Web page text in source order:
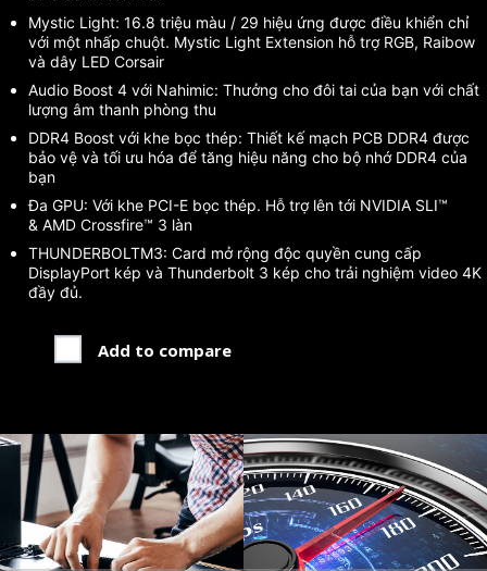
Mystic Light: 16.8 triệu màu / 29 hiệu ứng được điều khiển chỉ
với một nhấp chuột. Mystic Light Extension hỗ trợ RGB, Raibow
và dây LED Corsair
Audio Boost 4 với Nahimic: Thưởng cho đôi tai của bạn với chất
lượng âm thanh phòng thu
DDR4 Boost với khe bọc thép: Thiết kế mạch PCB DDR4 được
bảo vệ và tối ưu hóa để tăng hiệu năng cho bộ nhớ DDR4 của
bạn
Đa GPU: Với khe PCI-E bọc thép. Hỗ trợ lên tới NVIDIA SLI™
& AMD Crossfire™ 3 làn
THUNDERBOLTM3: Card mở rộng độc quyền cung cấp
DisplayPort kép và Thunderbolt 3 kép cho trải nghiệm video 4K
đầy đủ.
Add to compare